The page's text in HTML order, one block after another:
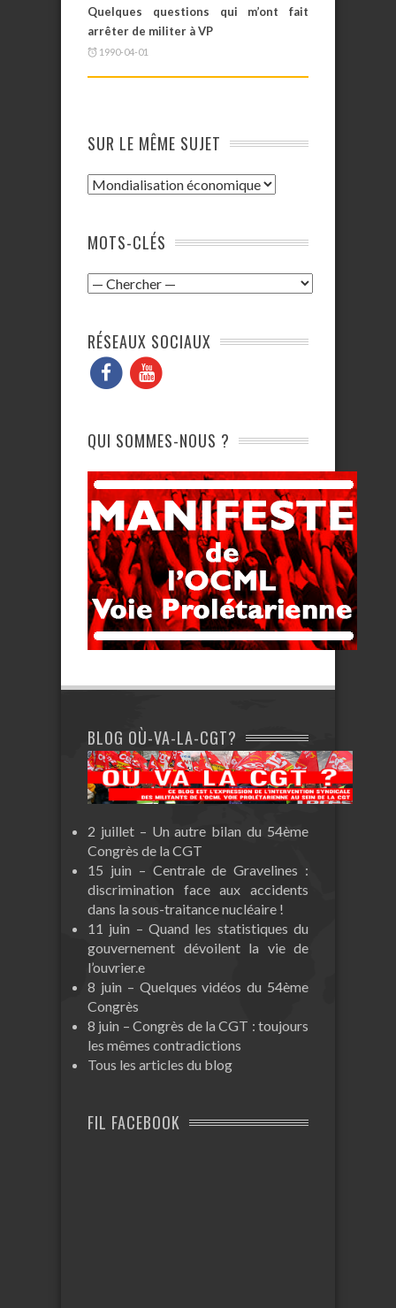
Quelques questions qui m’ont fait
arrêter de militer à VP
1990-04-01
SUR LE MÊME SUJET
MOTS-CLÉS
RÉSEAUX SOCIAUX
QUI SOMMES-NOUS ?
BLOG OÙ-VA-LA-CGT?
2 juillet – Un autre bilan du 54ème
Congrès de la CGT
15 juin – Centrale de Gravelines :
discrimination face aux accidents
dans la sous-traitance nucléaire !
11 juin – Quand les statistiques du
gouvernement dévoilent la vie de
l’ouvrier.e
8 juin – Quelques vidéos du 54ème
Congrès
8 juin – Congrès de la CGT : toujours
les mêmes contradictions
Tous les articles du blog
FIL FACEBOOK